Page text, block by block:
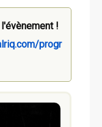
!
progr